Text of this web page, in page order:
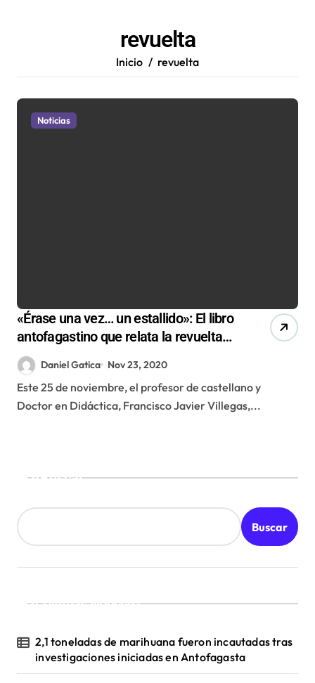
revuelta
Inicio revuelta
Noticias
«Érase una vez… un estallido»: El libro
antofagastino que relata la revuelta
popular a través de columnas y
crónicasDaniel Gatica Nov 23, 2020
Este 25 de noviembre, el profesor de castellano y
Doctor en Didáctica, Francisco Javier Villegas,...
Buscar
Buscar
¡Ultimas Noticias!
2,1 toneladas de marihuana fueron incautadas tras
investigaciones iniciadas en Antofagasta